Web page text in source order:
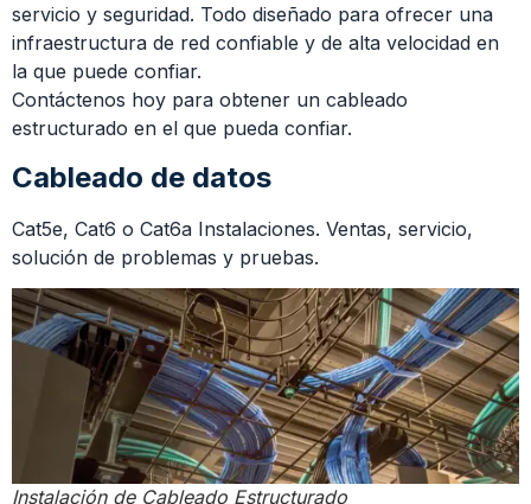
servicio y seguridad. Todo diseñado para ofrecer una
infraestructura de red confiable y de alta velocidad en
la que puede confiar.
Contáctenos hoy para obtener un cableado
estructurado en el que pueda confiar.
Cableado de datos
Cat5e, Cat6 o Cat6a Instalaciones. Ventas, servicio,
solución de problemas y pruebas.
Instalación de Cableado Estructurado